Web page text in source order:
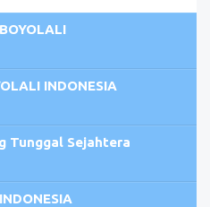
INDONESIA
Tunggal Sejahtera